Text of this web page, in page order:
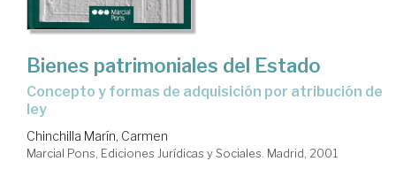
Bienes patrimoniales del Estado
concepto y formas de adquisición por atribución de
ley
Chinchilla Marín, Carmen
Marcial Pons, Ediciones Jurídicas y Sociales. Madrid, 2001